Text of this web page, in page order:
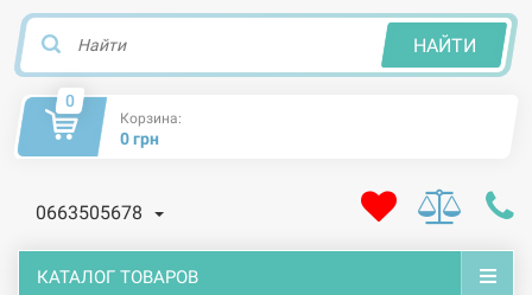
НАЙТИ
0
Корзина:
0 грн
0663505678
КАТАЛОГ ТОВАРОВ